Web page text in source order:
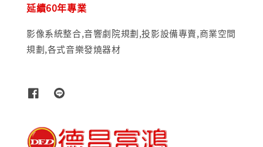
延續60年專業
影像系統整合,音響劇院規劃,投影設備專賣,商業空間
規劃,各式音樂發燒器材